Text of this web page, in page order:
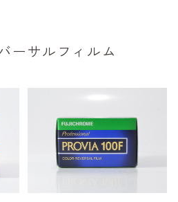
ーサルフィルム